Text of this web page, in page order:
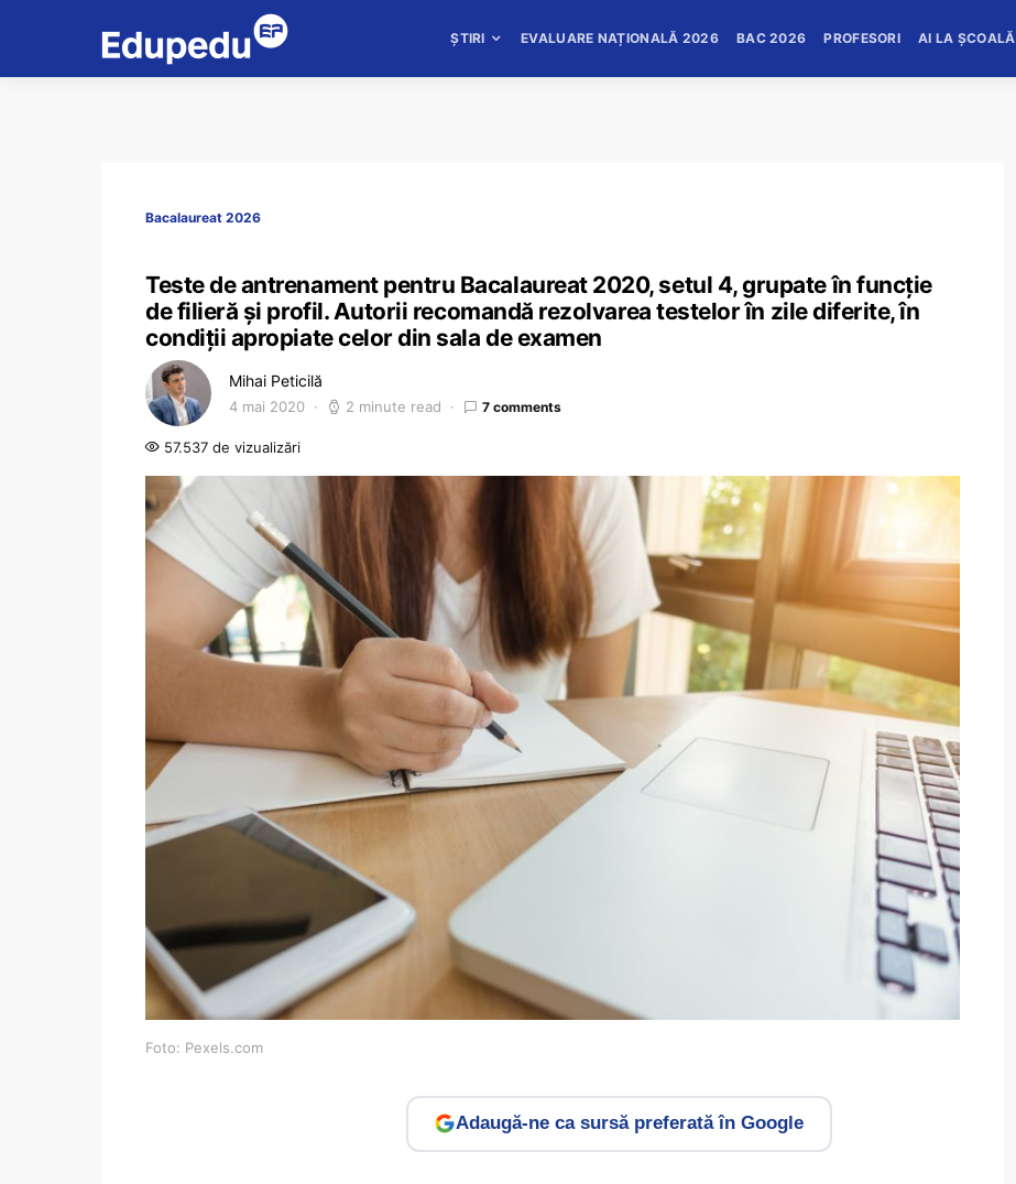
ȘTIRI EVALUARE NAȚIONALĂ 2026 BAC 2026 PROFESORI AI LA ȘCOALĂ
Bacalaureat 2026
Teste de antrenament pentru Bacalaureat 2020, setul 4, grupate în funcţie
de filieră şi profil. Autorii recomandă rezolvarea testelor în zile diferite, în
condiții apropiate celor din sala de examen
Mihai Peticilă
4 mai 2020 2 minute read 7 comments
57.537 de vizualizări
Foto: Pexels.com
Adaugă-ne ca sursă preferată în Google